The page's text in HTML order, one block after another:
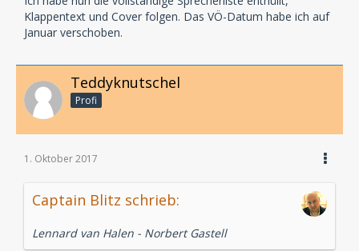
Klappentext und Cover folgen. Das VÖ-Datum habe ich auf
Januar verschoben.
Teddyknutschel
Profi
1. Oktober 2017
Captain Blitz schrieb:
Lennard van Halen - Norbert Gastell